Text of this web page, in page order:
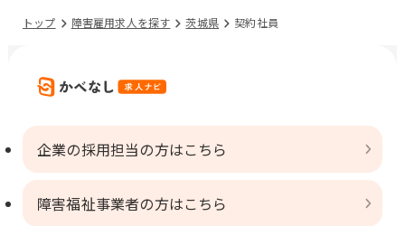
トップ 障害雇用求人を探す 茨城県 契約社員
企業の採用担当の方はこちら
障害福祉事業者の方はこちら